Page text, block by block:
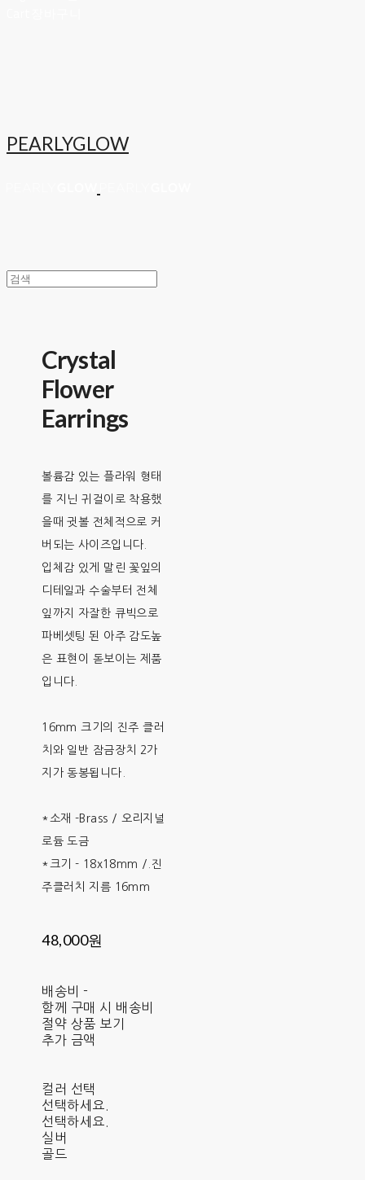
PEARLYGLOW
Crystal
Flower
Earrings
볼륨감 있는 플라워 형태
를 지닌 귀걸이로 착용했
을때 귓볼 전체적으로 커
버되는 사이즈입니다.
입체감 있게 말린 꽃잎의
디테일과 수술부터 전체
잎까지 자잘한 큐빅으로
파베셋팅 된 아주 감도높
은 표현이 돋보이는 제품
입니다.
16mm 크기의 진주 클러
치와 일반 잠금장치 2가
지가 동봉됩니다.
*소재 -Brass / 오리지널
로듐 도금
*크기 - 18x18mm /.진
주클러치 지름 16mm
48,000원
배송비 -
함께 구매 시 배송비
절약 상품 보기
추가 금액
컬러 선택
선택하세요.
선택하세요.
실버
골드